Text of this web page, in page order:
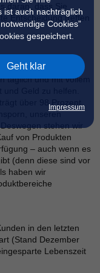
ist auch nachträglich
Cookies”
gespeichert.
Geht klar
Impressum
daran, dass Sie
Entscheidung treffen
täglich und mit vollem
Geld zu helfen.
über 98 Prozent.
unseren
stehen wir
von Produkten
– auch wenn es
(denn diese sind vor
haben wir
in den letzten
(Stand Dezember
Lebenszeit